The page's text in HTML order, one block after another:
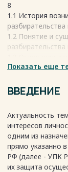
8
1.1 История
1.2 Понятие и
судебного
ГЛАВА 2.
ПОРЯДКА
2.1
в особом
согласии
2.2 Пределы
Показать еще
ВВЕДЕНИЕ
Актуальность
интересов
одним из
прямо указанно
РФ (далее - УПК
их защита